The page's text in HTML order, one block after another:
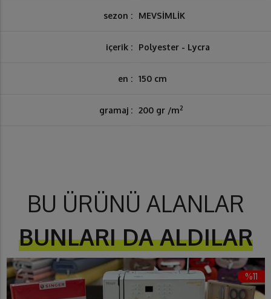
sezon : MEVSİMLİK
içerik : Polyester - Lycra
en : 150 cm
gramaj : 200 gr /m2
BU ÜRÜNÜ ALANLAR
BUNLARI DA ALDILAR
%11